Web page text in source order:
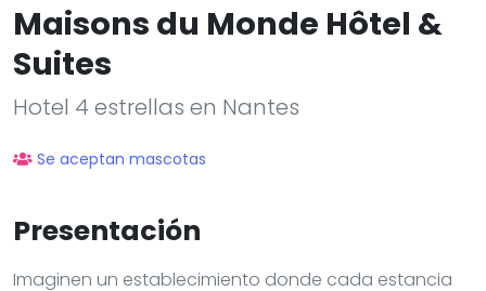
Maisons du Monde Hôtel &
Suites
Hotel 4 estrellas en Nantes
Se aceptan mascotas
Presentación
Imaginen un establecimiento donde cada estancia